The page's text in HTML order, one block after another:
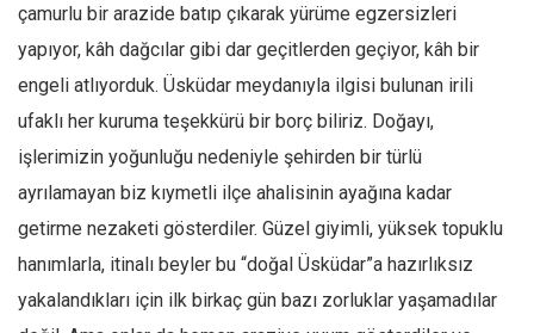
Instagram
YouTube
Editörden
Mahmut Toptaş
Yvonne Ridley
Barış Tarımcıoğlu
çamurlu bir arazide batıp çıkarak yürüme egzersizleri
yapıyor, kâh dağcılar gibi dar geçitlerden geçiyor, kâh bir
engeli atlıyorduk. Üsküdar meydanıyla ilgisi bulunan irili
ufaklı her kuruma teşekkürü bir borç biliriz. Doğayı,
işlerimizin yoğunluğu nedeniyle şehirden bir türlü
ayrılamayan biz kıymetli ilçe ahalisinin ayağına kadar
getirme nezaketi gösterdiler. Güzel giyimli, yüksek topuklu
hanımlarla, itinalı beyler bu “doğal Üsküdar”a hazırlıksız
yakalandıkları için ilk birkaç gün bazı zorluklar yaşamadılar